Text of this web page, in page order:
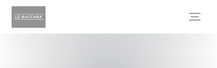
Personalizzazione delle tue scelte sui cookie